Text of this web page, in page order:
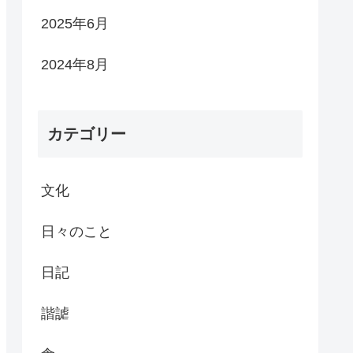
2025年6月
2024年8月
カテゴリー
文化
日々のこと
日記
諧謔